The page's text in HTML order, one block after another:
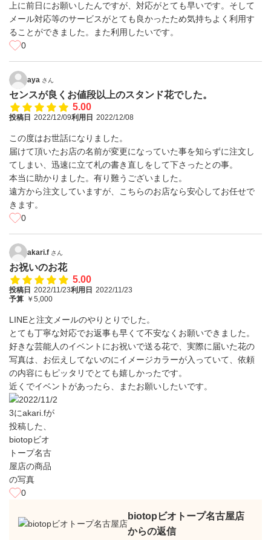
上に前日にお願いしたんですが、対応がとても早いです。そして
メール対応等のサービスがとても良かったため気持ちよく利用す
ることができました。また利用したいです。
0
aya さん
センスが良くお値段以上のスタンド花でした。
5.00
投稿日 2022/12/09利用日 2022/12/08
この度はお世話になりました。
届けて頂いたお店の名前が変更になっていた事を知らずに注文し
てしまい、迅速に立て札の書き直しをして下さったとの事。
本当に助かりました。有り難うございました。
遠方から注文していますが、こちらのお店なら安心してお任せで
きます。
0
akari.f さん
お祝いのお花
5.00
投稿日 2022/11/23利用日 2022/11/23
予算 ￥5,000
LINEと注文メールのやりとりでした。
とても丁寧な対応でお返事も早くて不安なくお願いできました。
好きな芸能人のイベントにお祝いで送る花で、実際に届いた花の
写真は、お伝えしてないのにイメージカラーが入っていて、依頼
の内容にもピッタリでとても嬉しかったです。
近くでイベントがあったら、またお願いしたいです。
0
biotopビオトープ名古屋店
からの返信